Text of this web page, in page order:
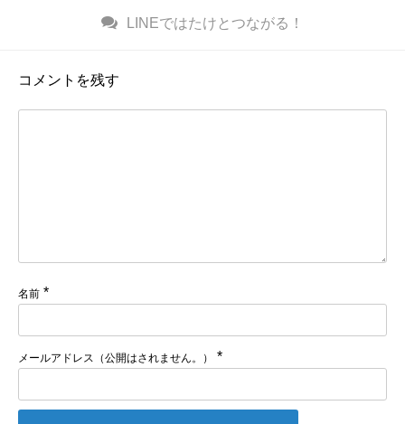
LINEではたけとつながる！
コメントを残す
名前 *
メールアドレス（公開はされません。） *